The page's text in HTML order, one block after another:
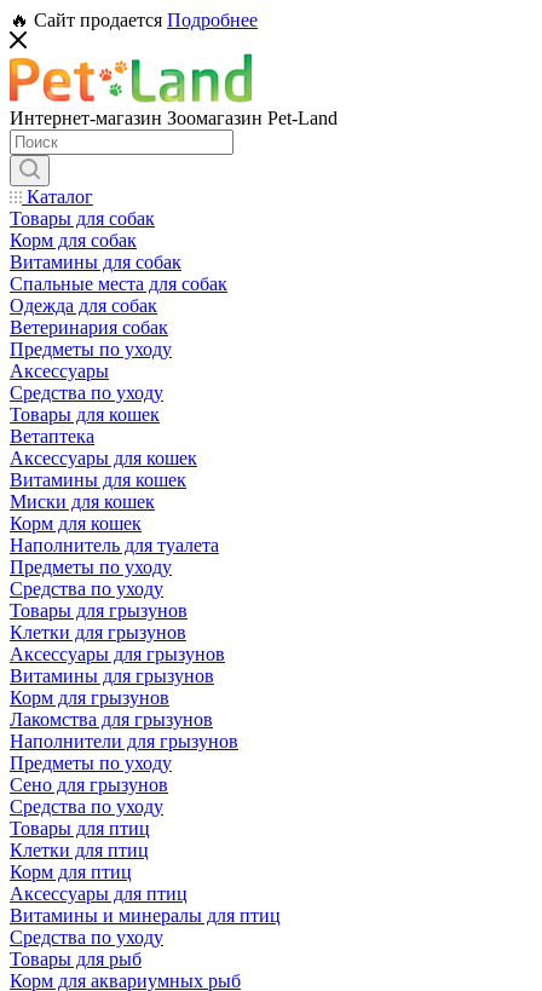
🔥 Сайт продается Подробнее
Интернет-магазин Зоомагазин Pet-Land
Каталог
Товары для собак
Корм для собак
Витамины для собак
Спальные места для собак
Одежда для собак
Ветеринария собак
Предметы по уходу
Аксессуары
Средства по уходу
Товары для кошек
Ветаптека
Аксессуары для кошек
Витамины для кошек
Миски для кошек
Корм для кошек
Наполнитель для туалета
Предметы по уходу
Средства по уходу
Товары для грызунов
Клетки для грызунов
Аксессуары для грызунов
Витамины для грызунов
Корм для грызунов
Лакомства для грызунов
Наполнители для грызунов
Предметы по уходу
Сено для грызунов
Средства по уходу
Товары для птиц
Клетки для птиц
Корм для птиц
Аксессуары для птиц
Витамины и минералы для птиц
Средства по уходу
Товары для рыб
Корм для аквариумных рыб